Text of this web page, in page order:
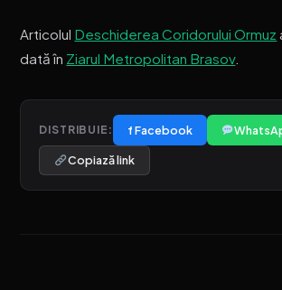
Articolul Deschiderea Coridorului Ormuz
dată în Ziarul Metropolitan Brasov.
DISTRIBUIE: f Facebook
Copiază link